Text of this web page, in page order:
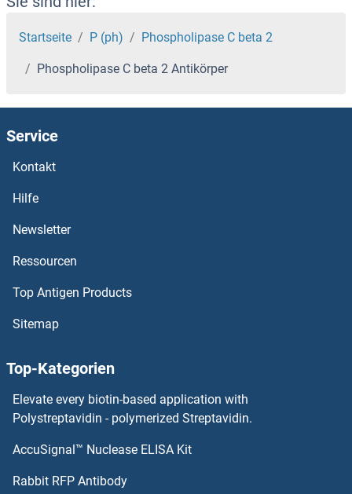
phosphofructokinase, Muscle Antikörper
Phosphatidylinositol Phosphate Antikörper
Phosphatase and Actin Regulator 4 Antikörper
Startseite P (ph) Phospholipase C beta 2
Phospholipase C beta 2 Antikörper
Service
Kontakt
Hilfe
Newsletter
Ressourcen
Top Antigen Products
Sitemap
Top-Kategorien
Elevate every biotin-based application with
Polystreptavidin - polymerized Streptavidin.
AccuSignal™ Nuclease ELISA Kit
Rabbit RFP Antibody